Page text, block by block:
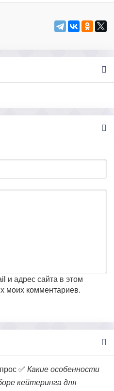
и адрес сайта в этом
моих комментариев.
✅ Какие особенности
кейтеринга для